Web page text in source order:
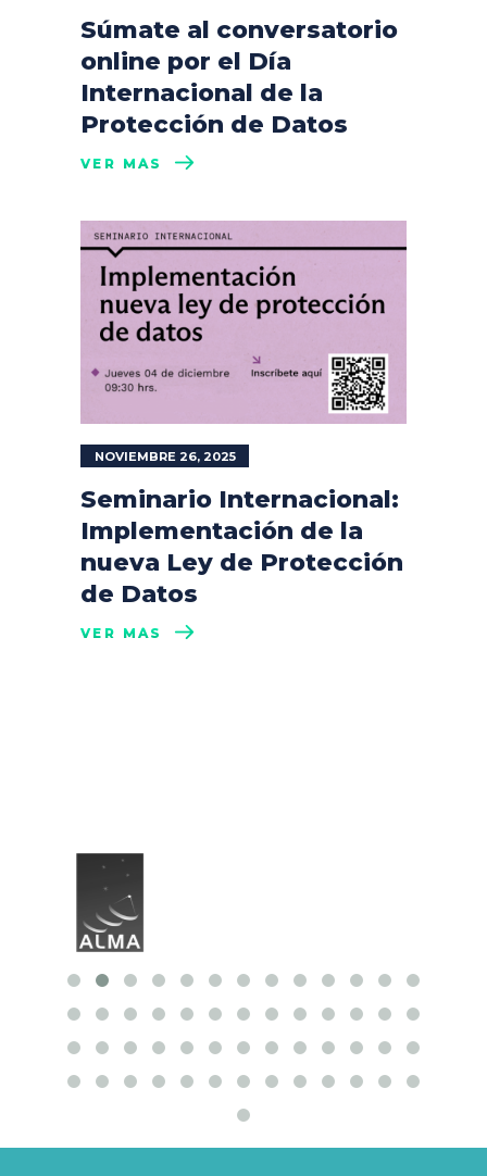
Súmate al conversatorio
online por el Día
Internacional de la
Protección de Datos
VER MÁS
NOVIEMBRE 26, 2025
Seminario Internacional:
Implementación de la
nueva Ley de Protección
de Datos
VER MÁS